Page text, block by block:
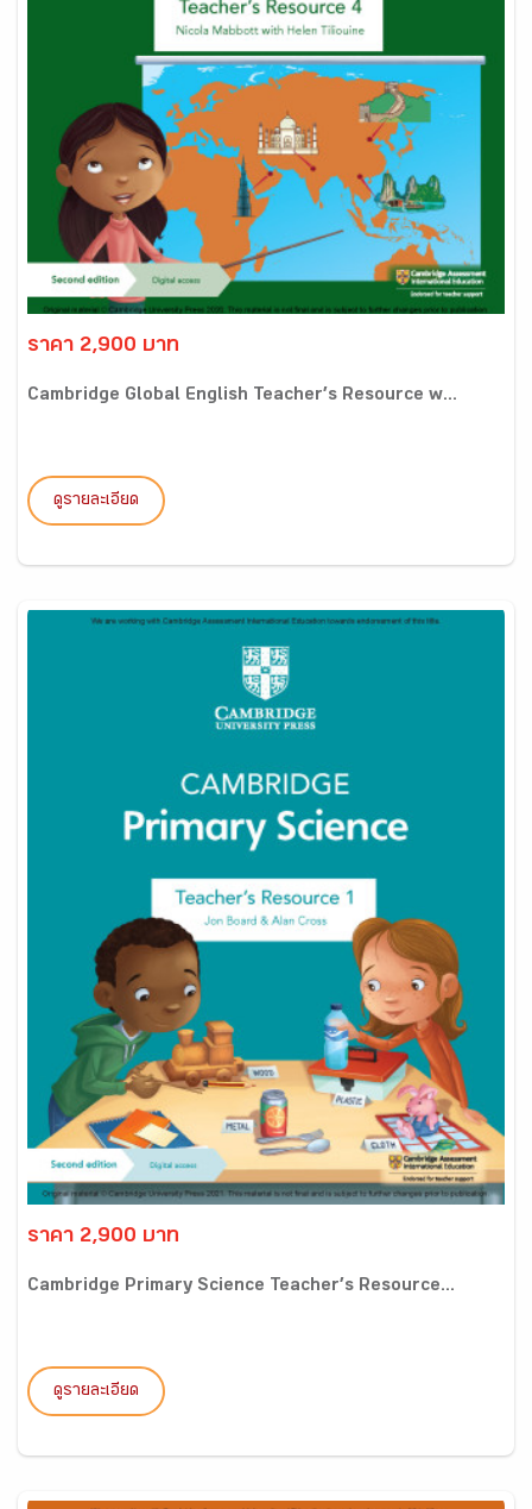
ราคา 2,900 บาท
Cambridge Global English Teacher’s Resource w...
ดูรายละเอียด
ราคา 2,900 บาท
Cambridge Primary Science Teacher’s Resource...
ดูรายละเอียด